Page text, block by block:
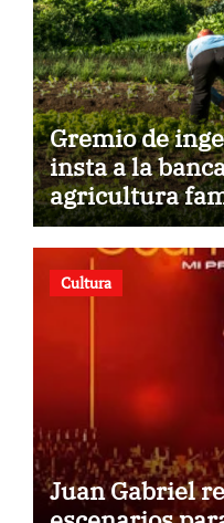
Gremio de
insta a la
agricultura
Cultura
Juan Gabriel